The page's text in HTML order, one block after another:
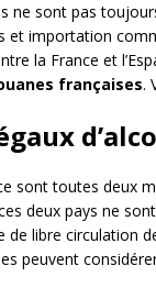
ne sont pas
importation
la France et
françaises.
sont toutes deux
deux pays ne
de libre circulation
peuvent